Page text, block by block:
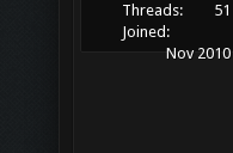
Threads:
51
Joined:
Nov 2010